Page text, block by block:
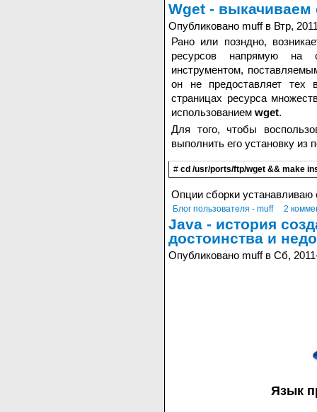
Wget - выкачиваем
Опубликовано muff в Втр,
Рано или позндно,
ресурсов напрямую на
инструментом,
он не предоставляет тех
страницах ресурса
использованием wget.
Для того, чтобы
выполнить его установку из
# cd /usr/ports/ftp/wget && make
Опции сборки
Блог пользователя - muff 2
Java - история
достоинства и
Опубликовано muff в Сб,
Язык